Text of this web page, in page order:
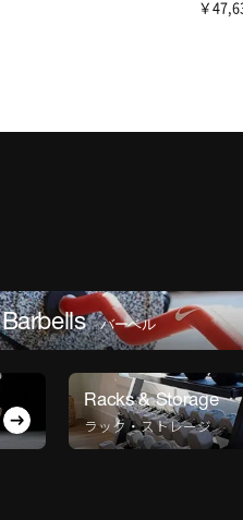
￥
Barbells バーベル
Racks & Storage
ラック・ストレージ